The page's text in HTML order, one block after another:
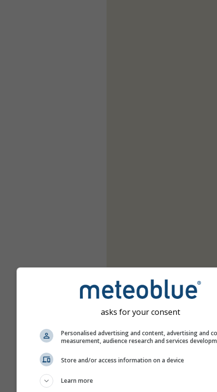
asks for your consent
Personalised advertising and content, advertising and
measurement, audience research and services
Store and/or access information on a device
Learn more